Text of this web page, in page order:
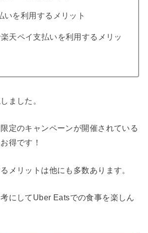
いを利用するメリット
天ペイ支払いを利用するメリッ
ました。
定のキャンペーンが開催されている
得です！
メリットは他にも多数あります。
にしてUber Eatsでの食事を楽しん